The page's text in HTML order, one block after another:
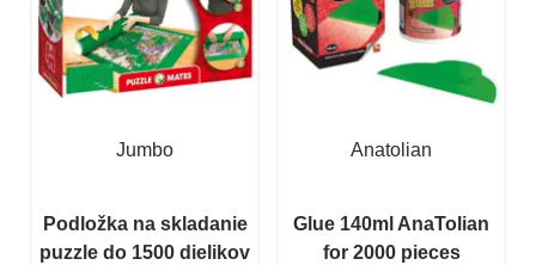
Jumbo
Podložka na skladanie
puzzle do 1500 dielikov
Anatolian
Glue 140ml AnaTolian
for 2000 pieces